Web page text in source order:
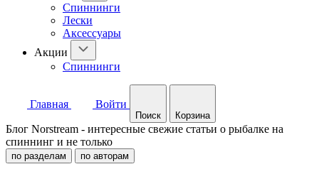
Спиннинги
Лески
Аксессуары
Акции
Спиннинги
Главная Войти
Поиск Корзина
Блог Norstream - интересные свежие статьи о рыбалке на
спиннинг и не только
по разделам по авторам